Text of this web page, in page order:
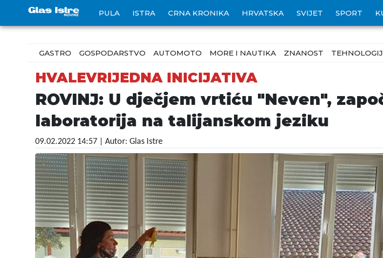
PULA ISTRA CRNA KRONIKA HRVATSKA SVIJET SPORT
GASTRO GOSPODARSTVO AUTOMOTO MORE I NAUTIKA ZNANOST
HVALEVRIJEDNA INICIJATIVA
ROVINJ: U dječjem vrtiću "Neven",
laboratorija na talijanskom jeziku
09.02.2022 14:57 | Autor: Glas Istre